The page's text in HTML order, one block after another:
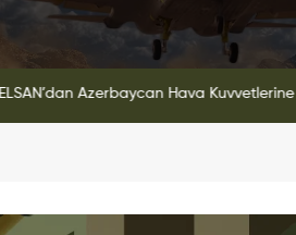
Altınay Savunma Grubu Yeni